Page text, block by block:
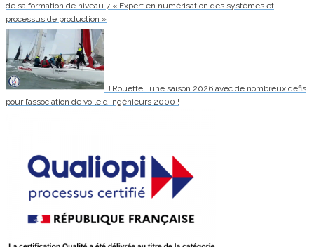
de sa formation de niveau 7 « Expert en numérisation des systèmes et
processus de production »
J’Rouette : une saison 2026 avec de nombreux défis
pour l’association de voile d’Ingénieurs 2000 !